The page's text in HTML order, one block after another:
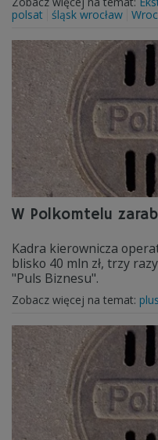
polsat śląsk wrocław
W Polkomtelu
Kadra kierownicza
blisko 40 mln zł, trzy
"Puls Biznesu".
Zobacz więcej na temat: plus